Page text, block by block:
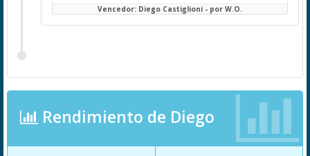
Vencedor: Diego Castiglioni - por W.O.
Rendimiento de Diego